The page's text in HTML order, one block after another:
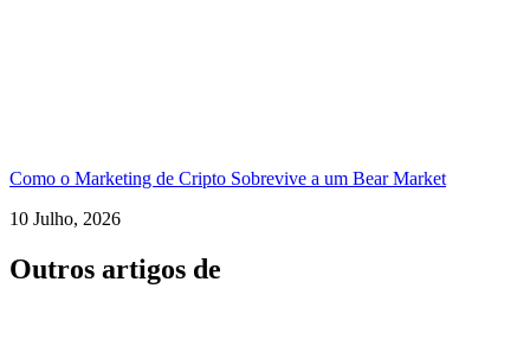
Como o Marketing de Cripto Sobrevive a um Bear Market
10 Julho, 2026
Outros artigos de